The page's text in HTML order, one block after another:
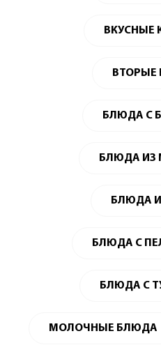
ВКУСНЫЕ
ВТОРЫЕ
БЛЮДА С
БЛЮДА ИЗ
БЛЮДА
БЛЮДА С
БЛЮДА С
МОЛОЧНЫЕ БЛЮДА